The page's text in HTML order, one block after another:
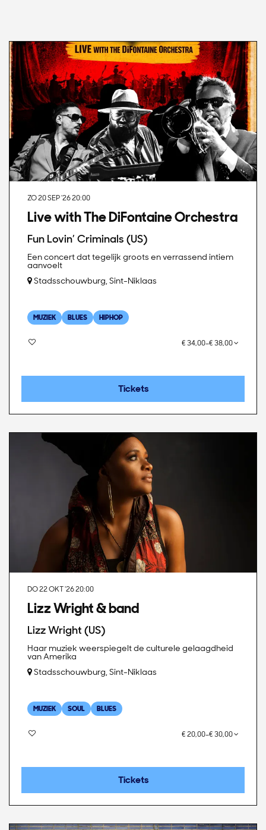
Live with The DiFontaine Orchestra
Fun Lovin’ Criminals (US)
ZO 20 SEP '2620:00
Een concert dat tegelijk groots en verrassend intiem
aanvoelt
Stadsschouwburg, Sint-Niklaas
MUZIEK BLUES HIPHOP
€ 34,00–€ 38,00
Tickets
Lizz Wright & band
Lizz Wright (US)
DO 22 OKT '2620:00
Haar muziek weerspiegelt de culturele gelaagdheid
van Amerika
Stadsschouwburg, Sint-Niklaas
MUZIEK SOUL BLUES
€ 20,00–€ 30,00
Tickets